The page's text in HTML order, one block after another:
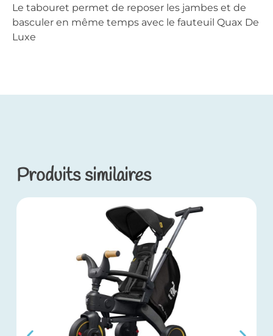
Le tabouret permet de reposer les jambes et de
basculer en même temps avec le fauteuil Quax De
Luxe
Produits similaires